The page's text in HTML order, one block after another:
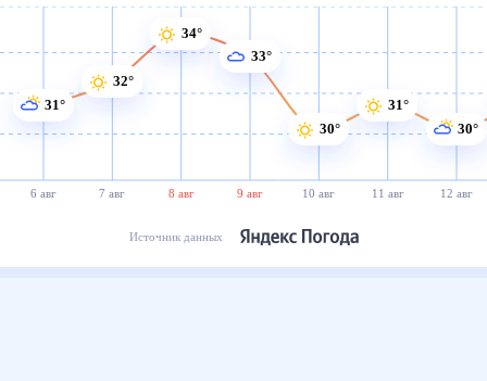
6 авг 7 авг 8 авг 9 авг 10 авг 11 авг 12 авг
31°
32°
34°
33°
30°
31°
30°
Источник данных